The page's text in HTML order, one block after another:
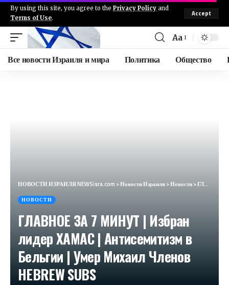
By using this site, you agree to the Privacy Policy and
Terms of Use.
Accept
Aa
Все новости Израиля и мира Политика Общество
НОВОСТИ ИЗРАИЛЯ NEWSisra.com >Новости Израиля>Новости>ГЛАВНОЕ ЗА 7 МИНУТ | Избран лидер ХАМАС | Антисемитизм в Бельгии | Умер Михаил Членов HEBREW SUBS
НОВОСТИ
ГЛАВНОЕ ЗА 7 МИНУТ | Избран
лидер ХАМАС | Антисемитизм в
Бельгии | Умер Михаил Членов
HEBREW SUBS